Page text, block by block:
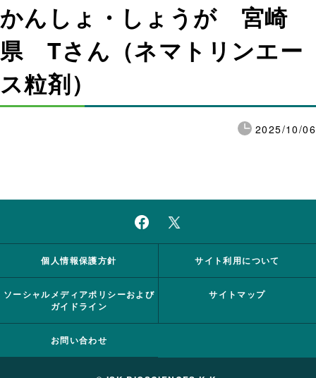
かんしょ・しょうが 宮崎
県 Tさん（ネマトリンエー
ス粒剤）
2025/10/06
個人情報保護方針 サイト利用について
ソーシャルメディアポリシーおよび
ガイドライン
サイトマップ
お問い合わせ